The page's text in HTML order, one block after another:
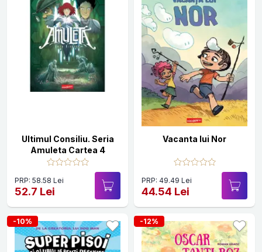
Ultimul Consiliu. Seria
Amuleta Cartea 4
PRP: 58.58 Lei
52.7 Lei
Vacanta lui Nor
PRP: 49.49 Lei
44.54 Lei
-10% -12%